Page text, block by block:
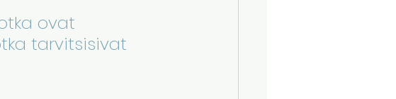
ovat
tarvitsisivat